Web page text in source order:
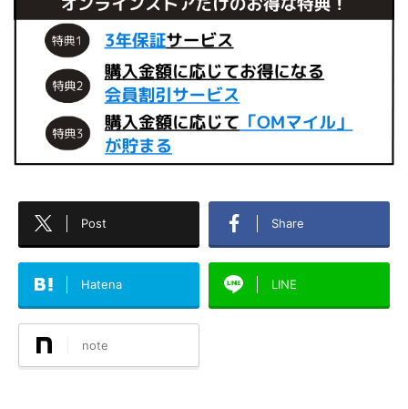
Post Share
Hatena LINE
note